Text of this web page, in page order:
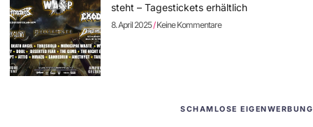
steht – Tagestickets erhältlich
8. April 2025 Keine Kommentare
SCHAMLOSE EIGENWERBUNG